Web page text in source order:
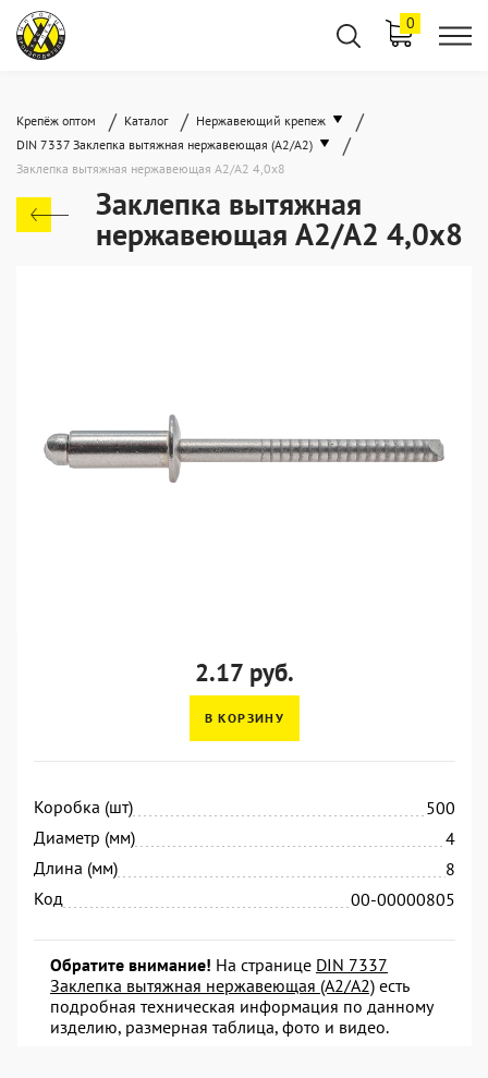
0
Крепёж оптом / Каталог / Нержавеющий крепеж /
DIN 7337 Заклепка вытяжная нержавеющая (A2/A2) /
Заклепка вытяжная нержавеющая A2/A2 4,0x8
Заклепка вытяжная
нержавеющая A2/A2 4,0x8
2.17 руб.
В КОРЗИНУ
Коробка (шт)
500
Диаметр (мм)
4
Длина (мм)
8
Код
00-00000805
Обратите внимание! На странице DIN 7337
Заклепка вытяжная нержавеющая (A2/A2) есть
подробная техническая информация по данному
изделию, размерная таблица, фото и видео.